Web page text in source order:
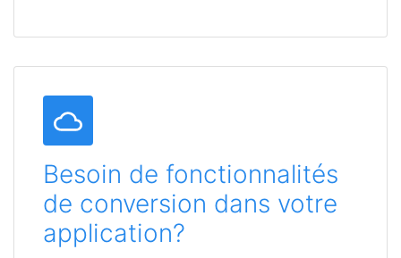
Besoin de fonctionnalités
de conversion dans votre
application?